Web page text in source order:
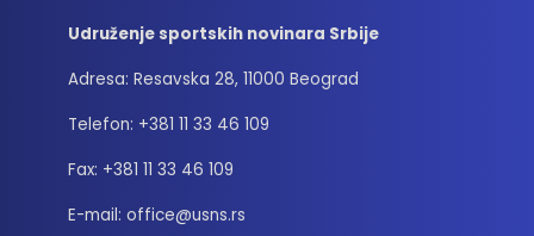
Udruženje sportskih novinara Srbije
Adresa: Resavska 28, 11000 Beograd
Telefon: +381 11 33 46 109
Fax: +381 11 33 46 109
E-mail: office@usns.rs